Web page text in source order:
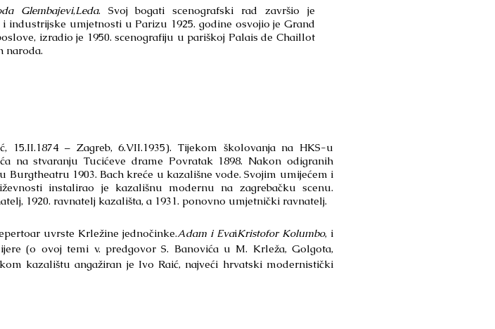
Glembajevi,Leda. Svoj bogati scenografski rad završio je
industrijske umjetnosti u Parizu 1925. godine osvojio je Grand
izradio je 1950. scenografiju u pariškoj Palais de Chaillot
naroda.
15.II.1874 – Zagreb, 6.VII.1935). Tijekom školovanja na HKS-u
na stvaranju Tucićeve drame Povratak 1898. Nakon odigranih
Burgtheatru 1903. Bach kreće u kazališne vode. Svojim umijećem i
instalirao je kazališnu modernu na zagrebačku scenu.
1920. ravnatelj kazališta, a 1931. ponovno umjetnički ravnatelj.
uvrste Krležine jednočinke.Adam i EvaiKristofor Kolumbo, i
(o ovoj temi v. predgovor S. Banovića u M. Krleža, Golgota,
kazalištu angažiran je Ivo Raić, najveći hrvatski modernistički